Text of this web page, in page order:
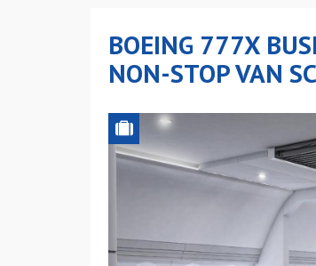
BOEING 777X
NON-STOP VAN